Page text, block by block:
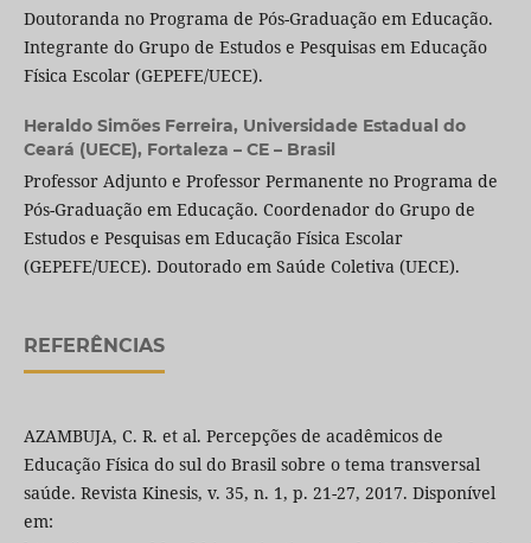
Doutoranda no Programa de Pós-Graduação em Educação.
Integrante do Grupo de Estudos e Pesquisas em Educação
Física Escolar (GEPEFE/UECE).
Heraldo Simões Ferreira, Universidade Estadual do
Ceará (UECE), Fortaleza – CE – Brasil
Professor Adjunto e Professor Permanente no Programa de
Pós-Graduação em Educação. Coordenador do Grupo de
Estudos e Pesquisas em Educação Física Escolar
(GEPEFE/UECE). Doutorado em Saúde Coletiva (UECE).
REFERÊNCIAS
AZAMBUJA, C. R. et al. Percepções de acadêmicos de
Educação Física do sul do Brasil sobre o tema transversal
saúde. Revista Kinesis, v. 35, n. 1, p. 21-27, 2017. Disponível
em: